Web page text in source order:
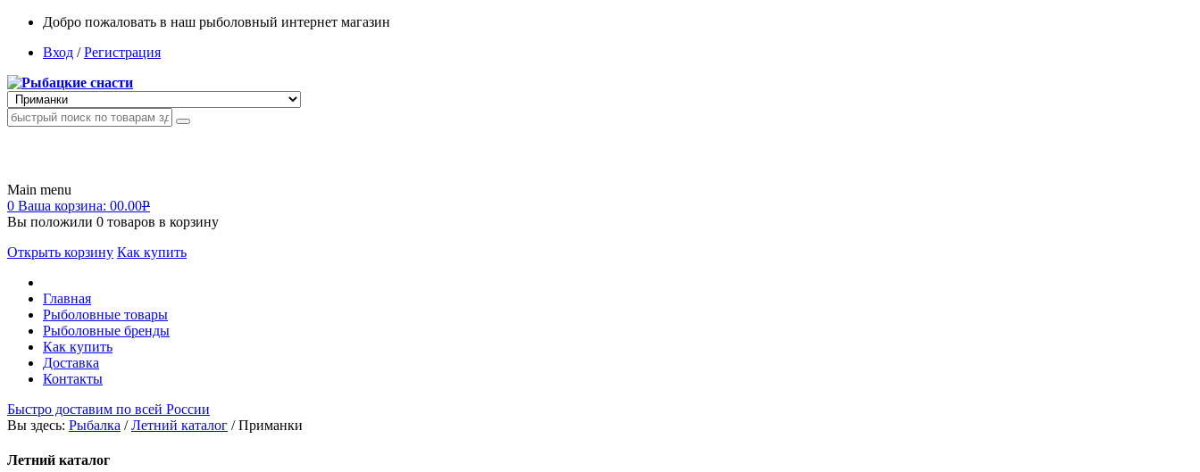
Добро пожаловать в наш рыболовный интернет магазин
Вход /Регистрация
Main menu
0 Ваша корзина: 00.00Р
Вы положили 0 товаров в корзину
Открыть корзину Как купить
Главная
Рыболовные товары
Рыболовные бренды
Как купить
Доставка
Контакты
Быстро доставим по всей России
Вы здесь: Рыбалка /Летний каталог /Приманки
Летний каталог